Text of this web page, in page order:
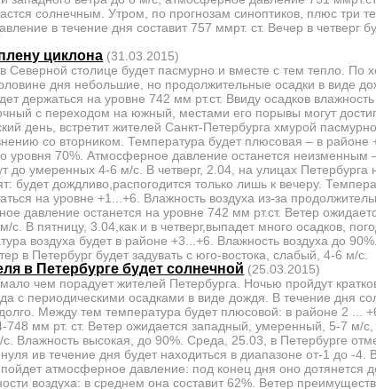
солнечным. Утром, по прогнозам синоптиков, плюс три
в течение дня составит 757 ммрт. ст. Вечер в четверг
циклона (31.03.2015)
Северной столице будет пасмурно и вместе с тем тепло. По
дня небольшие, но продолжительные осадки в виде
держаться на уровне 742 мм рт.ст. Ввиду осадков
с переходом на южный, местами его порывы могут
день, встретит жителей Санкт-Петербурга хмурой
со вторником. Температура будет плюсовая – в районе
уровня 70%. Атмосферное давление останется неизменным
до умеренных 4-6 м/с. В четверг, 2.04, на улицах Петербурга
будет дождливо,распогодится только лишь к вечеру.
на уровне +1...+6. Влажность воздуха из-за
давление останется на уровне 742 мм рт.ст. Ветер
с. В пятницу, 3.04,как и в четверг,выпадет много осадков,
воздуха будет в районе +3...+6. Влажность воздуха до
в Петербург будет задувать с юго-востока, слабый, 4-6 м/с.
в Петербурге будет солнечной (25.03.2015)
чем порадует жителей Петербурга. Ночью пройдут
с периодическими осадками в виде дождя. В течение дня
Между тем температура будет плюсовой: в районе 2 ...
748 мм рт. ст. Ветер ожидается западный, умеренный, 5-7 м/
Влажность высокая, до 90%. Среда, 25.03, в Петербурге
ив течение дня будет находиться в диапазоне от-1 до -4.
атмосферное давление: под конец дня оно дотянется
воздуха: в среднем она составит 62%. Ветер